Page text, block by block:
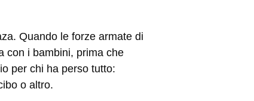
Quando le forze armate di
con i bambini, prima che
per chi ha perso tutto:
o altro.